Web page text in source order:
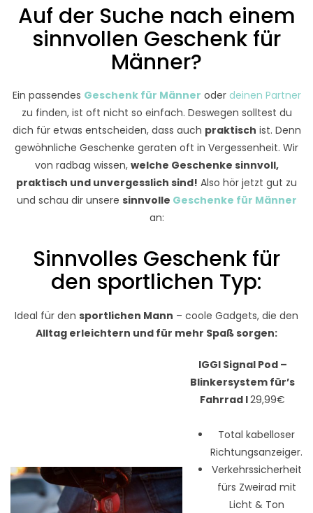
Auf der Suche nach einem
sinnvollen Geschenk für
Männer?
Ein passendes Geschenk für Männer oder deinen Partner
zu finden, ist oft nicht so einfach. Deswegen solltest du
dich für etwas entscheiden, dass auch praktisch ist. Denn
gewöhnliche Geschenke geraten oft in Vergessenheit. Wir
von radbag wissen, welche Geschenke sinnvoll,
praktisch und unvergesslich sind! Also hör jetzt gut zu
und schau dir unsere sinnvolle Geschenke für Männer
an:
Sinnvolles Geschenk für
den sportlichen Typ:
Ideal für den sportlichen Mann – coole Gadgets, die den
Alltag erleichtern und für mehr Spaß sorgen:
IGGI Signal Pod –
Blinkersystem für’s
Fahrrad I29,99€
Total kabelloser
Richtungsanzeiger.
Verkehrssicherheit
fürs Zweirad mit
Licht & Ton